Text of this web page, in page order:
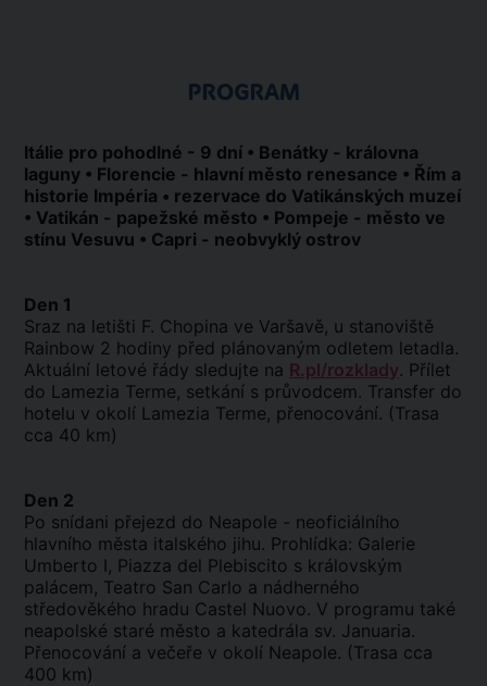
PROGRAM
Itálie pro pohodlné - 9 dní • Benátky - královna
laguny • Florencie - hlavní město renesance • Řím a
historie Impéria • rezervace do Vatikánských muzeí
• Vatikán - papežské město • Pompeje - město ve
stínu Vesuvu • Capri - neobvyklý ostrov
Den 1
Sraz na letišti F. Chopina ve Varšavě, u stanoviště
Rainbow 2 hodiny před plánovaným odletem letadla.
Aktuální letové řády sledujte na R.pl/rozklady. Přílet
do Lamezia Terme, setkání s průvodcem. Transfer do
hotelu v okolí Lamezia Terme, přenocování. (Trasa
cca 40 km)
Den 2
Po snídani přejezd do Neapole - neoficiálního
hlavního města italského jihu. Prohlídka: Galerie
Umberto I, Piazza del Plebiscito s královským
palácem, Teatro San Carlo a nádherného
středověkého hradu Castel Nuovo. V programu také
neapolské staré město a katedrála sv. Januaria.
Přenocování a večeře v okolí Neapole. (Trasa cca
400 km)